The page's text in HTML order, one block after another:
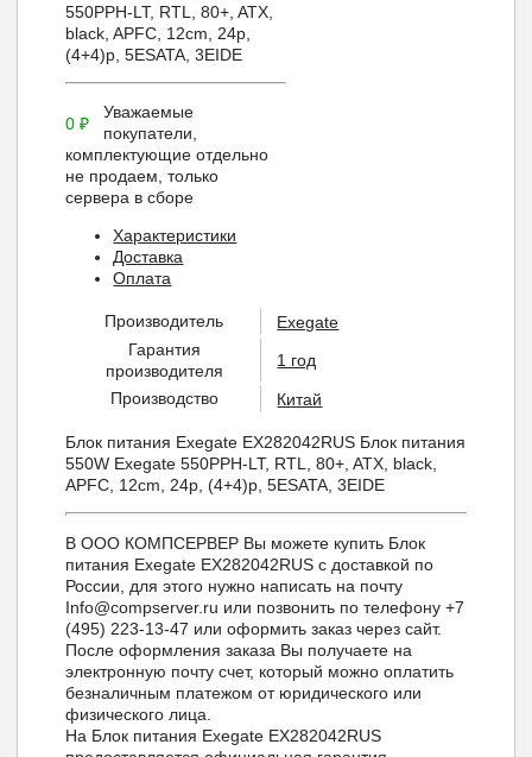
550PPH-LT, RTL, 80+, ATX,
black, APFC, 12cm, 24p,
(4+4)p, 5ЕSATA, 3ЕIDE
0₽
Уважаемые
покупатели,
комплектующие отдельно
не продаем, только
сервера в сборе
Характеристики
Доставка
Оплата
Производитель
Exegate
Гарантия
производителя
1 год
Производство Китай
Блок питания Exegate EX282042RUS Блок питания
550W Exegate 550PPH-LT, RTL, 80+, ATX, black,
APFC, 12cm, 24p, (4+4)p, 5ЕSATA, 3ЕIDE
В ООО КОМПСЕРВЕР Вы можете купить Блок
питания Exegate EX282042RUS с доставкой по
России, для этого нужно написать на почту
Info@compserver.ru или позвонить по телефону +7
(495) 223-13-47 или оформить заказ через сайт.
После оформления заказа Вы получаете на
электронную почту счет, который можно оплатить
безналичным платежом от юридического или
физического лица.
На Блок питания Exegate EX282042RUS